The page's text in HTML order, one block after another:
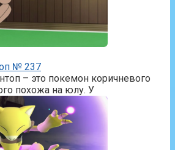
№ 237
– это покемон коричневого
похожа на юлу. У